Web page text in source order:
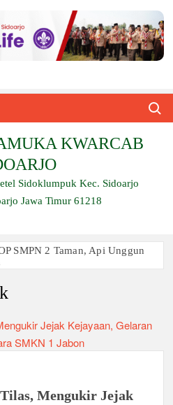
KWARCAB
Sidoklumpuk Kec. Sidoarjo
Jawa Timur 61218
SMPN 2 Taman, Api Unggun
Beragam Ujian, Inilah
Anjangsana dan Buka
dalam Pembinaan
Warnai Pesta Siaga
Mengukir Jejak